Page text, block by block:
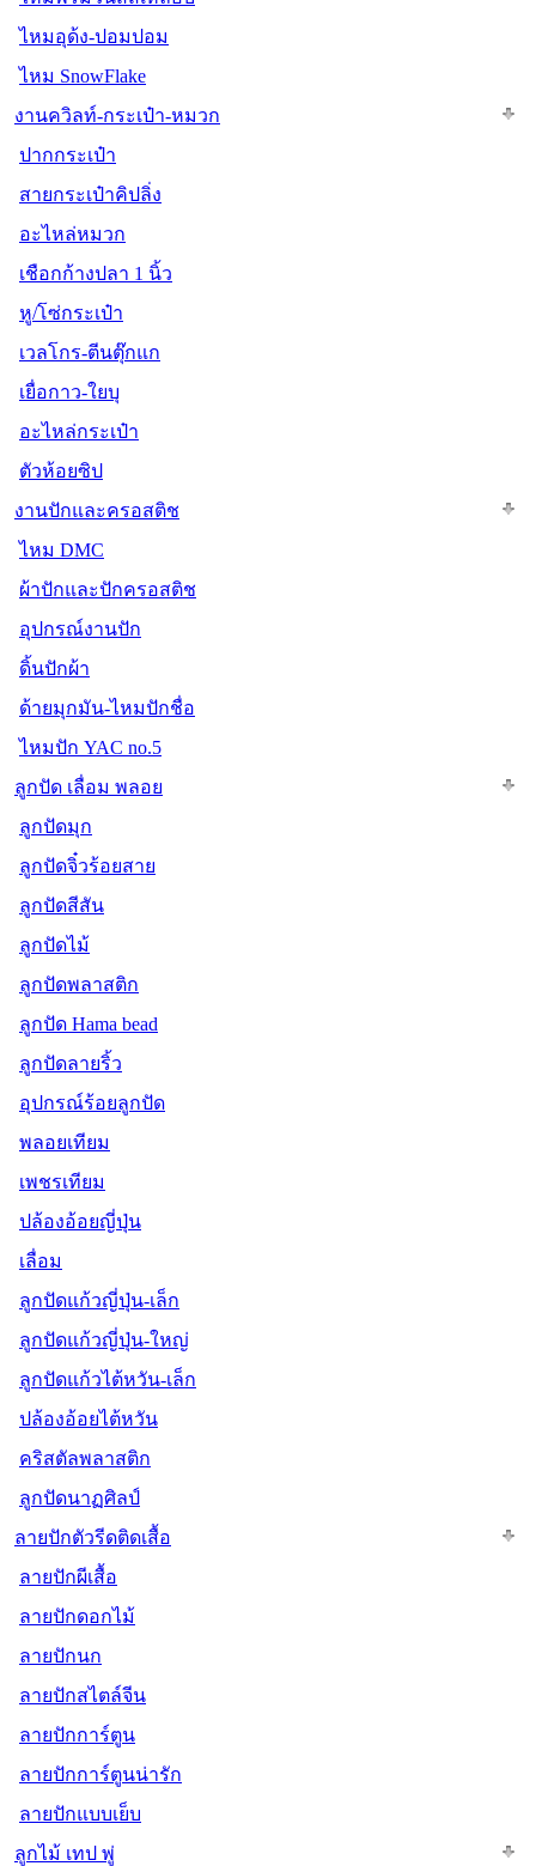
ไหมอุด้ง-ปอมปอม
ไหม SnowFlake
งานควิลท์-กระเป๋า-หมวก
ปากกระเป๋า
สายกระเป๋าคิปลิ่ง
อะไหล่หมวก
เชือกก้างปลา 1 นิ้ว
หู/โซ่กระเป๋า
เวลโกร-ตีนตุ๊กแก
เยื่อกาว-ใยบุ
อะไหล่กระเป๋า
ตัวห้อยซิป
งานปักและครอสติช
ไหม DMC
ผ้าปักและปักครอสติช
อุปกรณ์งานปัก
ดิ้นปักผ้า
ด้ายมุกมัน-ไหมปักชื่อ
ไหมปัก YAC no.5
ลูกปัด เลื่อม พลอย
ลูกปัดมุก
ลูกปัดจิ๋วร้อยสาย
ลูกปัดสีสัน
ลูกปัดไม้
ลูกปัดพลาสติก
ลูกปัด Hama bead
ลูกปัดลายริ้ว
อุปกรณ์ร้อยลูกปัด
พลอยเทียม
เพชรเทียม
ปล้องอ้อยญี่ปุ่น
เลื่อม
ลูกปัดแก้วญี่ปุ่น-เล็ก
ลูกปัดแก้วญี่ปุ่น-ใหญ่
ลูกปัดแก้วไต้หวัน-เล็ก
ปล้องอ้อยไต้หวัน
คริสตัลพลาสติก
ลูกปัดนาฏศิลป์
ลายปักตัวรีดติดเสื้อ
ลายปักผีเสื้อ
ลายปักดอกไม้
ลายปักนก
ลายปักสไตล์จีน
ลายปักการ์ตูน
ลายปักการ์ตูนน่ารัก
ลายปักแบบเย็บ
ลูกไม้ เทป พู่